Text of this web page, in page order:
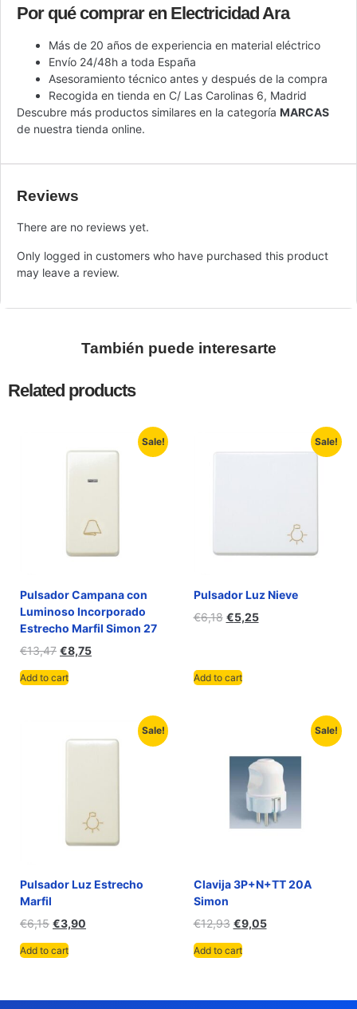
Por qué comprar en Electricidad Ara
Más de 20 años de experiencia en material eléctrico
Envío 24/48h a toda España
Asesoramiento técnico antes y después de la compra
Recogida en tienda en C/ Las Carolinas 6, Madrid
Descubre más productos similares en la categoría MARCAS
de nuestra tienda online.
Reviews
There are no reviews yet.
Only logged in customers who have purchased this product
may leave a review.
También puede interesarte
Related products
Sale!
Pulsador Campana con
Luminoso Incorporado
Estrecho Marfil Simon 27
€13,47 €8,75
Add to cart
Sale!
Pulsador Luz Nieve
€6,18 €5,25
Add to cart
Sale!
Pulsador Luz Estrecho
Marfil
€6,15 €3,90
Add to cart
Sale!
Clavija 3P+N+TT 20A
Simon
€12,93 €9,05
Add to cart